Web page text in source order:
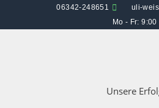
06342-248651
uli-
Mo - Fr:
Unsere